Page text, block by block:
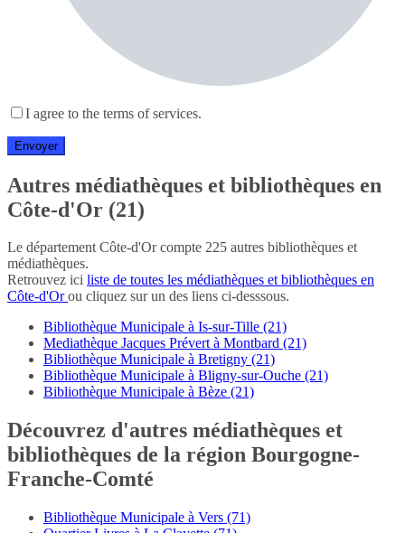
I agree to the terms of services.
Autres médiathèques et bibliothèques en
Côte-d'Or (21)
Le département Côte-d'Or compte 225 autres bibliothèques et
médiathèques.
Retrouvez ici liste de toutes les médiathèques et bibliothèques en
Côte-d'Orou cliquez sur un des liens ci-desssous.
Bibliothèque Municipale à Is-sur-Tille (21)
Mediathèque Jacques Prévert à Montbard (21)
Bibliothèque Municipale à Bretigny (21)
Bibliothèque Municipale à Bligny-sur-Ouche (21)
Bibliothèque Municipale à Bèze (21)
Découvrez d'autres médiathèques et
bibliothèques de la région Bourgogne-
Franche-Comté
Bibliothèque Municipale à Vers (71)